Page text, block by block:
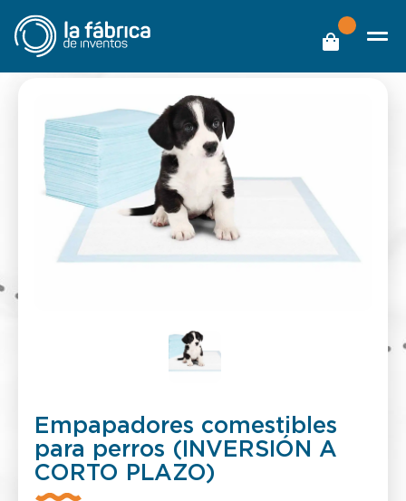
Empapadores comestibles
para perros (INVERSIÓN A
CORTO PLAZO)